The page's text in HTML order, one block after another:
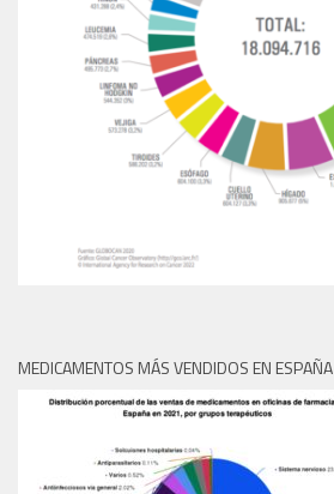
MEDICAMENTOS MÁS VENDIDOS EN ESPAÑA